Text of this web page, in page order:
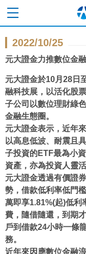
2022/10/25
元大證金力推數位金
元大證金於10月28日
融科技展，以活化股
子公司以數位理財綠
金融生態圈。
元大證金表示，近年
以高息低波、耐震且
子投資的ETF最為小
資產，亦為投資人靈
元大證金透過有價證
勢，借款低利率低門
萬即享1.81%(起)低利
費，隨借隨還，到期
戶到借款24小時一條
務。
近年來因應數位金融